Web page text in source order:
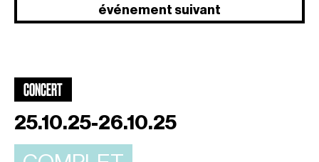
événement suivant
CONCERT
25.10.25-26.10.25